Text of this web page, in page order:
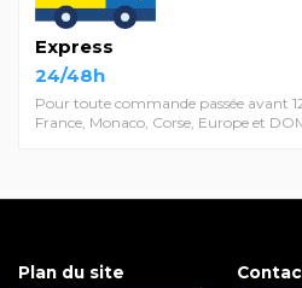
Express
24/48h
Pour toute commande passée avant
France, Monaco, Corse, Europe et
Plan du site